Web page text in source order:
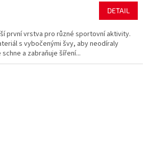
DETAIL
první vrstva pro různé sportovní aktivity.
s vybočenými švy, aby neodíraly
a zabraňuje šíření...